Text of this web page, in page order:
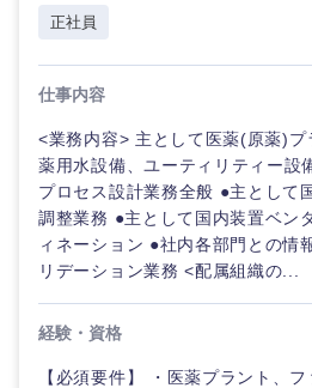
正社員
仕事内容
<業務内容> 主として医薬(原薬)プ
薬用水設備、ユーティリティー設
プロセス設計業務全般 ●主として
調整業務 ●主として国内装置ベン
ィネーション ●社内各部門との情
リデーション業務 <配属組織の...
経験・資格
【必須要件】 ・医薬プラント、